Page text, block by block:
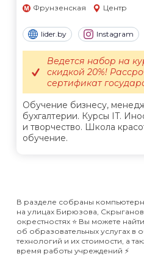
Фрунзенская Центр
lider.by Instagram
Обучение бизнесу,
бухгалтерии. Курсы IT.
и творчество. Школа
обучение.
Ведется набор на
скидкой 20%!
сертификат
В разделе собраны
на улицах Бирюзова,
окрестностях ⭐️ Вы можете
об образовательных услугах в
технологий и их стоимости, а
время работы учреждений ⚡️